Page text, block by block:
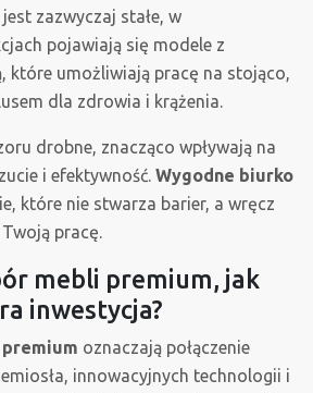
jest zazwyczaj stałe, w
pojawiają się modele z
które umożliwiają pracę na stojąco,
dla zdrowia i krążenia.
drobne, znacząco wpływają na
i efektywność. Wygodne biurko
które nie stwarza barier, a wręcz
pracę.
mebli premium, jak
inwestycja?
oznaczają połączenie
innowacyjnych technologii i